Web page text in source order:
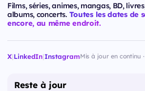
Films, séries, animes, mangas, BD,
albums, concerts. Toutes les dates de
encore, au même endroit.
X|LinkedIn|InstagramMis à jour en continu
Reste à jour